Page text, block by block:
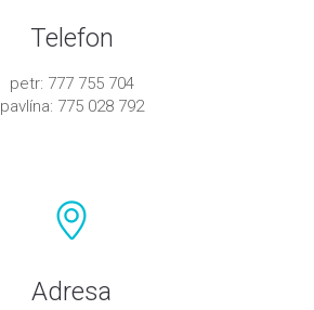
Telefon
petr: 777 755 704
pavlína: 775 028 792
Adresa